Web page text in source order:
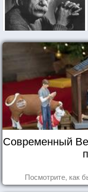
Современный
Посмотрите, как